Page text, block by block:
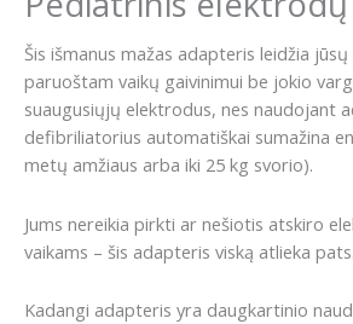
Šis išmanus mažas adapteris leidžia jūsų
paruoštam vaikų gaivinimui be jokio
suaugusiųjų elektrodus, nes naudojant
defibriliatorius automatiškai sumažina
metų amžiaus arba iki 25 kg svorio).
Jums nereikia pirkti ar nešiotis atskiro
vaikams – šis adapteris viską atlieka pats.
Kadangi adapteris yra daugkartinio